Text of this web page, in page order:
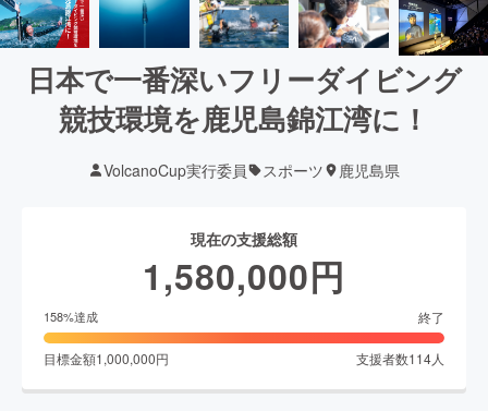
日本で一番深いフリーダイビング
競技環境を鹿児島錦江湾に！
VolcanoCup実行委員 スポーツ 鹿児島県
現在の支援総額
1,580,000円
158%達成 終了
目標金額1,000,000円 支援者数114人